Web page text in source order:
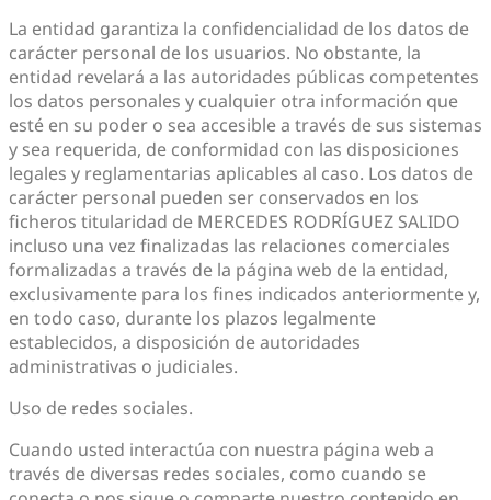
La entidad garantiza la confidencialidad de los datos de
carácter personal de los usuarios. No obstante, la
entidad revelará a las autoridades públicas competentes
los datos personales y cualquier otra información que
esté en su poder o sea accesible a través de sus sistemas
y sea requerida, de conformidad con las disposiciones
legales y reglamentarias aplicables al caso. Los datos de
carácter personal pueden ser conservados en los
ficheros titularidad de MERCEDES RODRÍGUEZ SALIDO
incluso una vez finalizadas las relaciones comerciales
formalizadas a través de la página web de la entidad,
exclusivamente para los fines indicados anteriormente y,
en todo caso, durante los plazos legalmente
establecidos, a disposición de autoridades
administrativas o judiciales.
Uso de redes sociales.
Cuando usted interactúa con nuestra página web a
través de diversas redes sociales, como cuando se